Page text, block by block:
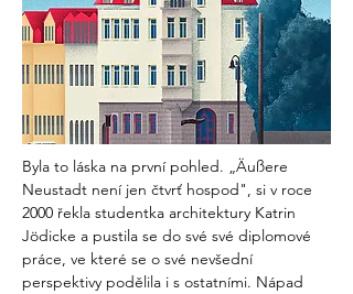
Byla to láska na první pohled. „Äußere
Neustadt není jen čtvrť hospod", si v roce
2000 řekla studentka architektury Katrin
Jödicke a pustila se do své své diplomové
práce, ve které se o své nevšední
perspektivy podělila i s ostatními. Nápad